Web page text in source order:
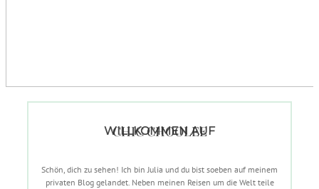
WILLKOMMEN AUF
CHIC CHOOLEE
Schön, dich zu sehen! Ich bin Julia und du bist soeben auf meinem
privaten Blog gelandet. Neben meinen Reisen um die Welt teile